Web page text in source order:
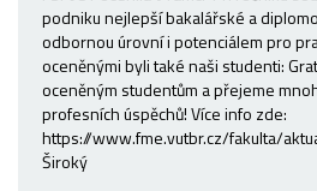
podniku nejlepší bakalářské a
odbornou úrovní i potenciálem pro
oceněnými byli také naši studenti:
oceněným studentům a přejeme
profesních úspěchů! Více info zde:
https://www.fme.vutbr.cz/fakulta/
Široký